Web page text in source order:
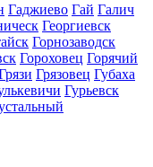
Гаджиево Гай Галич
Георгиевск
Горнозаводск
Гороховец Горячий
Грязовец Губаха
Гурьевск